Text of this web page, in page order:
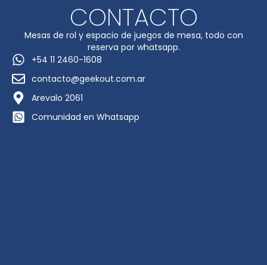
CONTACTO
Mesas de rol y espacio de juegos de mesa, todo con
reserva por whatsapp.
+54 11 2460-1608
contacto@geekout.com.ar
Arevalo 2061
Comunidad en Whatsapp